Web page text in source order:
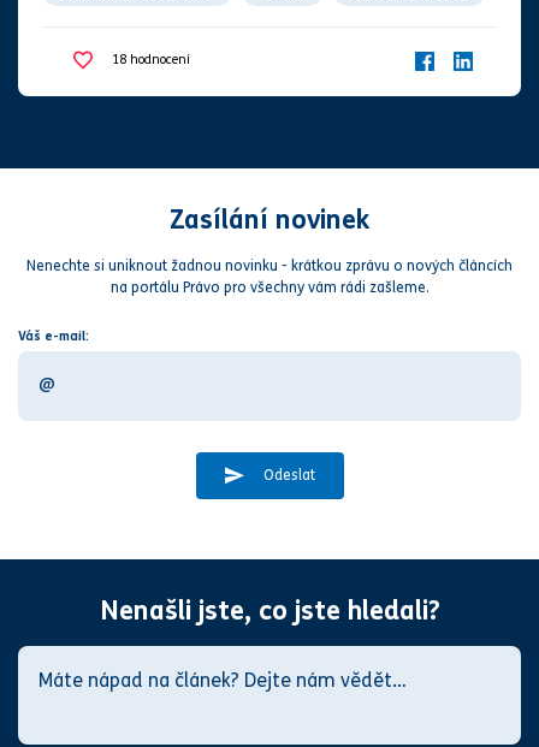
splátkový kalendář věřitel vydlužitel
zápůjčitel
18 hodnocení
Zasílání novinek
Nenechte si uniknout žadnou novinku - krátkou zprávu o nových článcích
na portálu Právo pro všechny vám rádi zašleme.
Váš e-mail:
Odeslat
Nenašli jste, co jste hledali?